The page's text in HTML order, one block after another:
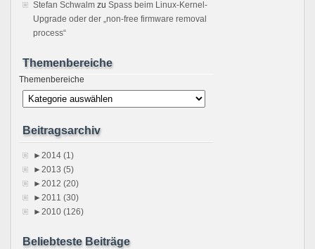
Stefan Schwalm zu Spass beim Linux-Kernel-
Upgrade oder der „non-free firmware removal
process“
Themenbereiche
Themenbereiche
Beitragsarchiv
►2014 (1)
►2013 (5)
►2012 (20)
►2011 (30)
►2010 (126)
Beliebteste Beiträge